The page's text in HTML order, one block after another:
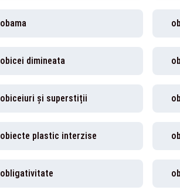
obama
obicei dimineata
obiceiuri și superstiții
obiecte plastic interzise
obligativitate